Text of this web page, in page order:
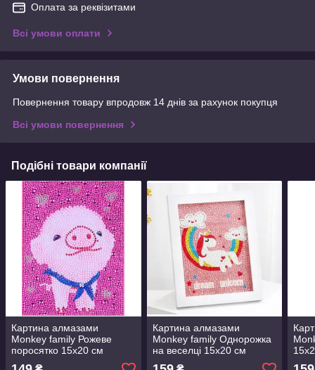
Оплата за реквізитами
Всі умови оплати
Умови повернення
Повернення товару впродовж 14 днів за рахунок покупця
Всі умови повернення
Подібні товари компанії
Картина алмазами
Monkey family Рожеве
поросятко 15х20 см
(карт-006072)
Картина алмазами
Monkey family Однорожка
на веселці 15х20 см
(карт-006078)